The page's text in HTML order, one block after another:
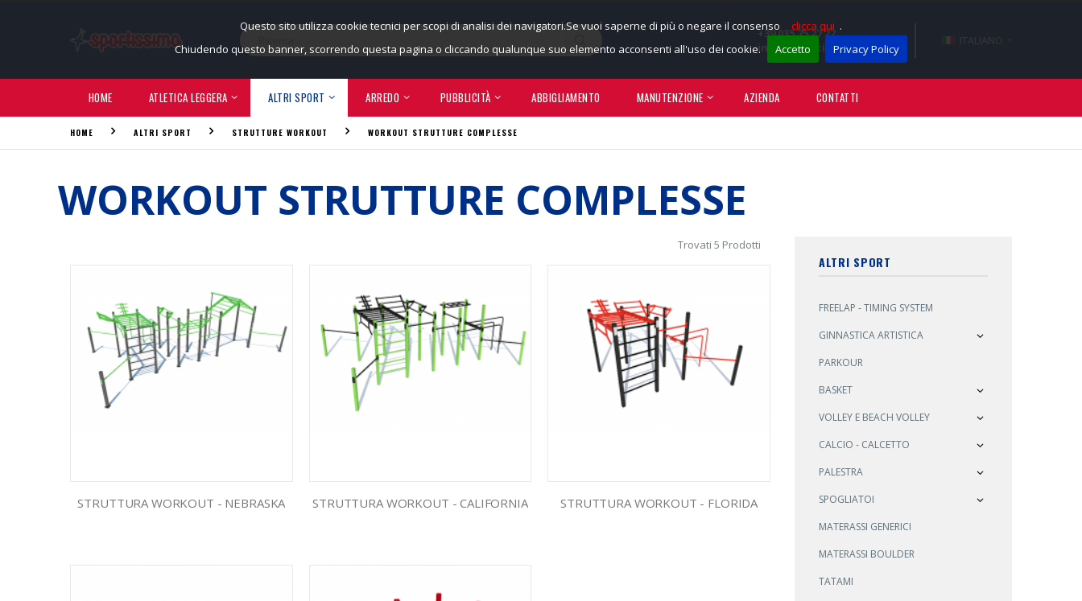
Questo sito utilizza cookie tecnici per scopi di analisi dei navigatori.Se vuoi saperne di più o negare il consenso clicca qui .
Chiudendo questo banner, scorrendo questa pagina o cliccando qualunque suo elemento acconsenti all'uso dei cookie.
Accetto Privacy Policy
+39 035 75 27 22
info@sportissimotnt.it
ITALIANO
HOME ATLETICA LEGGERA ALTRI SPORT ARREDO PUBBLICITÀ ABBIGLIAMENTO MANUTENZIONE AZIENDA CONTATTI
HOME ALTRI SPORT STRUTTURE WORKOUT WORKOUT STRUTTURE COMPLESSE
WORKOUT STRUTTURE COMPLESSE
Trovati 5 Prodotti
STRUTTURA WORKOUT - NEBRASKA STRUTTURA WORKOUT - CALIFORNIA STRUTTURA WORKOUT - FLORIDA
ALTRI SPORT
FREELAP - TIMING SYSTEM
GINNASTICA ARTISTICA
PARKOUR
BASKET
VOLLEY E BEACH VOLLEY
CALCIO - CALCETTO
PALESTRA
SPOGLIATOI
MATERASSI GENERICI
MATERASSI BOULDER
TATAMI